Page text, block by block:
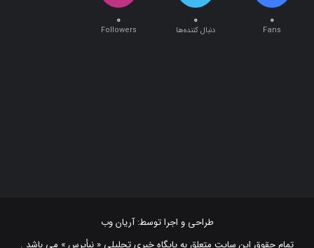
۰
Fans
۰
دنبال کننده‌ها
۰
Followers
طراحی و اجرا توسط:آریان وب